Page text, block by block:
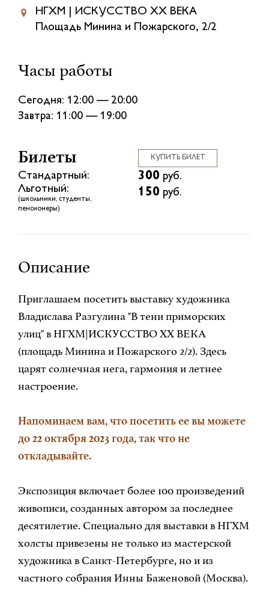
НГХМ | ИСКУССТВО XX ВЕКА
Площадь Минина и Пожарского, 2/2
Часы работы
Сегодня: 12:00 — 20:00
Завтра: 11:00 — 19:00
Билеты КУПИТЬ БИЛЕТ
Стандартный: 300 руб.
Льготный:
(школьники, студенты,
пенсионеры)
150 руб.
Описание
Приглашаем посетить выставку художника
Владислава Разгулина "В тени приморских
улиц" в НГХМ|ИСКУССТВО XX ВЕКА
(площадь Минина и Пожарского 2/2). Здесь
царят солнечная нега, гармония и летнее
настроение.
Напоминаем вам, что посетить ее вы можете
до 22 октября 2023 года, так что не
откладывайте.
Экспозиция включает более 100 произведений
живописи, созданных автором за последнее
десятилетие. Специально для выставки в НГХМ
холсты привезены не только из мастерской
художника в Санкт-Петербурге, но и из
частного собрания Инны Баженовой (Москва).